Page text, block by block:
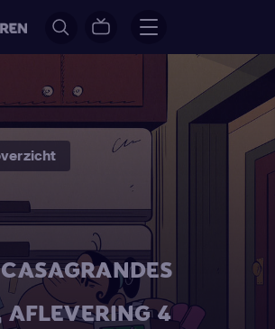
AFLEVERING 4